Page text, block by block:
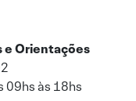
e Orientações
09hs às 18hs